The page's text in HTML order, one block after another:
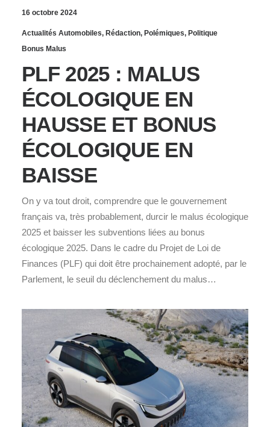
16 octobre 2024
Actualités Automobiles, Rédaction, Polémiques, Politique
Bonus Malus
PLF 2025 : MALUS
ÉCOLOGIQUE EN
HAUSSE ET BONUS
ÉCOLOGIQUE EN
BAISSE
On y va tout droit, comprendre que le gouvernement
français va, très probablement, durcir le malus écologique
2025 et baisser les subventions liées au bonus
écologique 2025. Dans le cadre du Projet de Loi de
Finances (PLF) qui doit être prochainement adopté, par le
Parlement, le seuil du déclenchement du malus…